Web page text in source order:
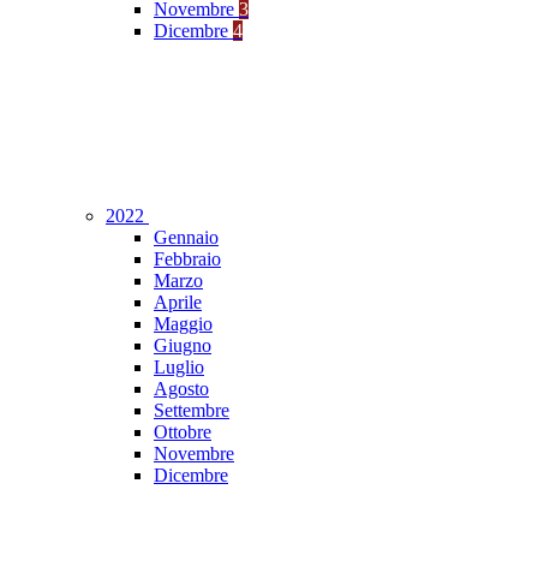
Novembre 3
Dicembre 4
2022
Gennaio
Febbraio
Marzo
Aprile
Maggio
Giugno
Luglio
Agosto
Settembre
Ottobre
Novembre
Dicembre